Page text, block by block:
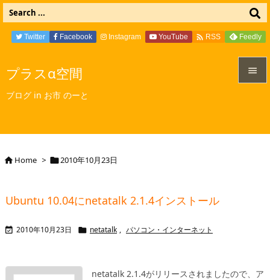
プラスα空間
ブログ in お市 のーと

Twitter Facebook Instagram YouTube  RSS Feedly
Home > 2010年10月23日
Ubuntu 10.04にnetatalk 2.1.4インストール
 2010年10月23日  netatalk , パソコン・インターネット
netatalk 2.1.4がリリースされましたので、ア